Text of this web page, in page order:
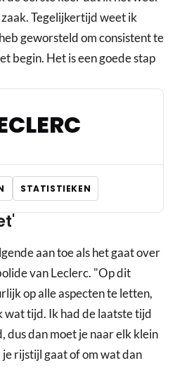
Tegelijkertijd weet ik
geworsteld om consistent te
begin. Het is een goede stap
16
STATISTIEKEN
aan toe als het gaat over
van Leclerc. "Op dit
op alle aspecten te letten,
tijd. Ik had de laatste tijd
dus dan moet je naar elk klein
rijstijl gaat of om wat dan